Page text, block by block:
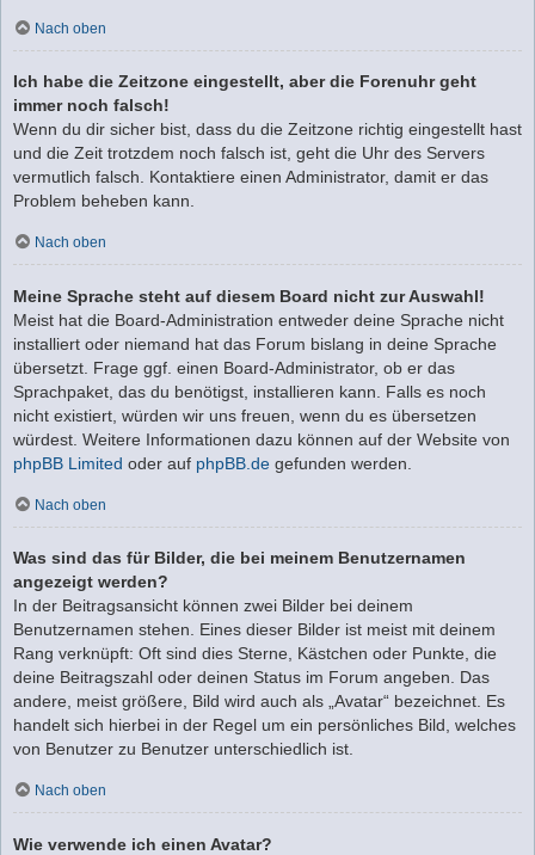
Nach oben
Ich habe die Zeitzone eingestellt, aber die Forenuhr geht
immer noch falsch!
Wenn du dir sicher bist, dass du die Zeitzone richtig eingestellt hast
und die Zeit trotzdem noch falsch ist, geht die Uhr des Servers
vermutlich falsch. Kontaktiere einen Administrator, damit er das
Problem beheben kann.
Nach oben
Meine Sprache steht auf diesem Board nicht zur Auswahl!
Meist hat die Board-Administration entweder deine Sprache nicht
installiert oder niemand hat das Forum bislang in deine Sprache
übersetzt. Frage ggf. einen Board-Administrator, ob er das
Sprachpaket, das du benötigst, installieren kann. Falls es noch
nicht existiert, würden wir uns freuen, wenn du es übersetzen
würdest. Weitere Informationen dazu können auf der Website von
phpBB Limited oder auf phpBB.de gefunden werden.
Nach oben
Was sind das für Bilder, die bei meinem Benutzernamen
angezeigt werden?
In der Beitragsansicht können zwei Bilder bei deinem
Benutzernamen stehen. Eines dieser Bilder ist meist mit deinem
Rang verknüpft: Oft sind dies Sterne, Kästchen oder Punkte, die
deine Beitragszahl oder deinen Status im Forum angeben. Das
andere, meist größere, Bild wird auch als „Avatar“ bezeichnet. Es
handelt sich hierbei in der Regel um ein persönliches Bild, welches
von Benutzer zu Benutzer unterschiedlich ist.
Nach oben
Wie verwende ich einen Avatar?